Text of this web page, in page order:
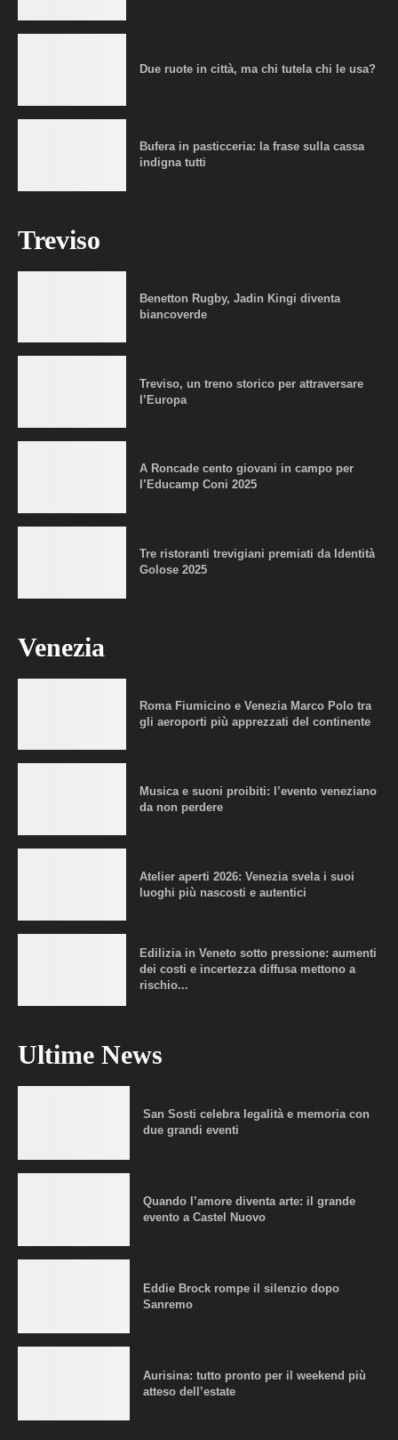
Due ruote in città, ma chi tutela chi le usa?
Bufera in pasticceria: la frase sulla cassa
indigna tutti
Treviso
Benetton Rugby, Jadin Kingi diventa
biancoverde
Treviso, un treno storico per attraversare
l’Europa
A Roncade cento giovani in campo per
l’Educamp Coni 2025
Tre ristoranti trevigiani premiati da Identità
Golose 2025
Venezia
Roma Fiumicino e Venezia Marco Polo tra
gli aeroporti più apprezzati del continente
Musica e suoni proibiti: l’evento veneziano
da non perdere
Atelier aperti 2026: Venezia svela i suoi
luoghi più nascosti e autentici
Edilizia in Veneto sotto pressione: aumenti
dei costi e incertezza diffusa mettono a
rischio...
Ultime News
San Sosti celebra legalità e memoria con
due grandi eventi
Quando l’amore diventa arte: il grande
evento a Castel Nuovo
Eddie Brock rompe il silenzio dopo
Sanremo
Aurisina: tutto pronto per il weekend più
atteso dell’estate